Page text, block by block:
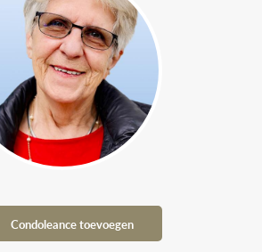
Condoleance toevoegen